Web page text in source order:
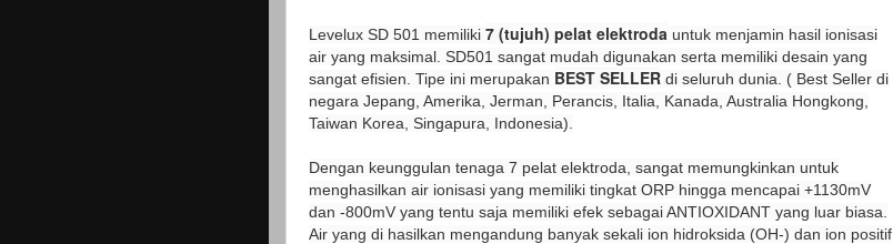
Levelux SD 501 memiliki 7 (tujuh) pelat elektroda untuk menjamin hasil ionisasi
air yang maksimal. SD501 sangat mudah digunakan serta memiliki desain yang
sangat efisien. Tipe ini merupakan BEST SELLER di seluruh dunia. ( Best Seller di
negara Jepang, Amerika, Jerman, Perancis, Italia, Kanada, Australia Hongkong,
Taiwan Korea, Singapura, Indonesia).
Dengan keunggulan tenaga 7 pelat elektroda, sangat memungkinkan untuk
menghasilkan air ionisasi yang memiliki tingkat ORP hingga mencapai +1130mV
dan -800mV yang tentu saja memiliki efek sebagai ANTIOXIDANT yang luar biasa.
Air yang di hasilkan mengandung banyak sekali ion hidroksida (OH-) dan ion positif